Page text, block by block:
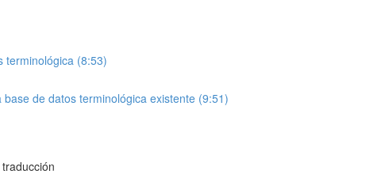
terminológica (8:53)
de datos terminológica existente (9:51)